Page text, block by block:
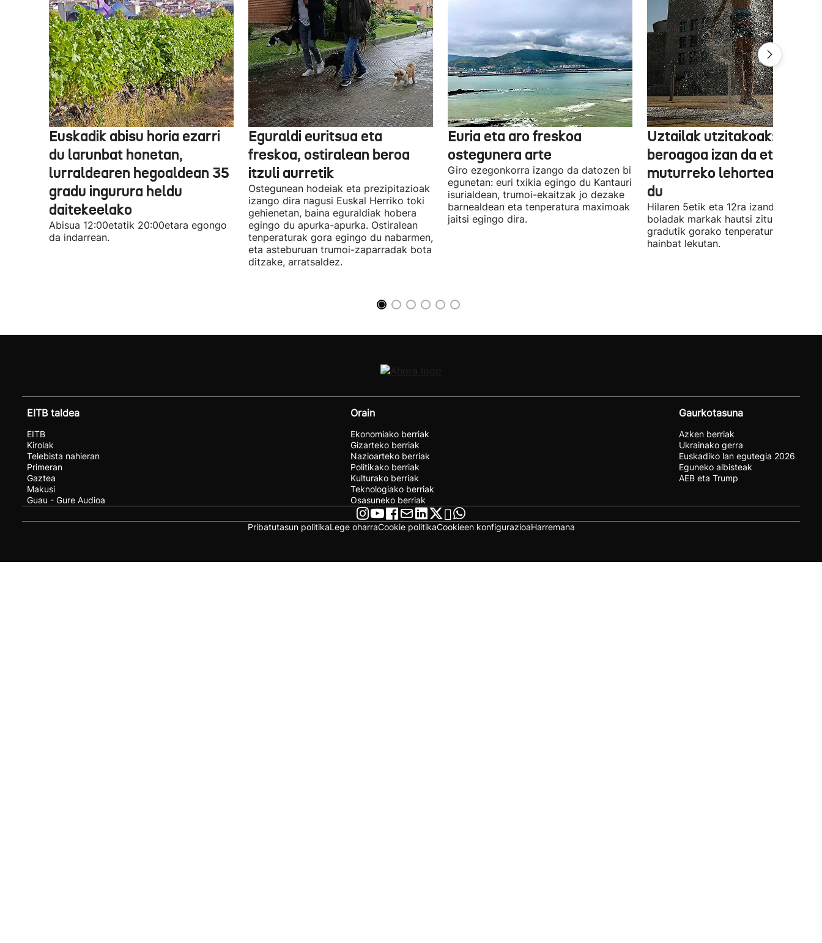
Euskadik abisu horia ezarri
du larunbat honetan,
lurraldearen hegoaldean 35
gradu ingurura heldu
daitekeelako
Abisua 12:00etatik 20:00etara egongo
da indarrean.
Eguraldi euritsua eta
freskoa, ostiralean beroa
itzuli aurretik
Ostegunean hodeiak eta prezipitazioak
izango dira nagusi Euskal Herriko toki
gehienetan, baina eguraldiak hobera
egingo du apurka-apurka. Ostiralean
tenperaturak gora egingo du nabarmen,
eta asteburuan trumoi-zaparradak bota
ditzake, arratsaldez.
Euria eta aro freskoa
ostegunera arte
Giro ezegonkorra izango da datozen bi
egunetan: euri txikia egingo du Kantauri
isurialdean, trumoi-ekaitzak jo dezake
barnealdean eta tenperatura maximoak
jaitsi egingo dira.
Uztailak utzitakoak: 3,6 ºC
beroagoa izan da eta
muturreko lehortea ekarri
du
Hilaren 5etik eta 12ra izandako bero-
boladak markak hautsi zituen. 40
gradutik gorako tenperaturak izan
hainbat lekutan.
EITB taldea
EITB
Kirolak
Telebista nahieran
Primeran
Gaztea
Makusi
Guau - Gure Audioa
Orain
Ekonomiako berriak
Gizarteko berriak
Nazioarteko berriak
Politikako berriak
Kulturako berriak
Teknologiako berriak
Osasuneko berriak
Gaurkotasuna
Azken berriak
Ukrainako gerra
Euskadiko lan egutegia 2026
Eguneko albisteak
AEB eta Trump
Pribatutasun politikaLege oharraCookie politikaCookieen konfigurazioaHarremana